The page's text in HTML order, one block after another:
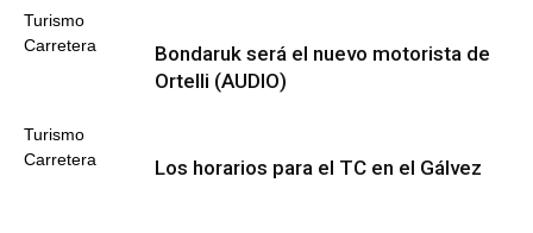
Turismo
Carretera
Turismo
Carretera
Bondaruk será el nuevo motorista de
Ortelli (AUDIO)
Los horarios para el TC en el Gálvez